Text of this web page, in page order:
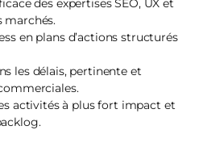
des expertises SEO, UX et
marchés.
en plans d’actions structurés
les délais, pertinente et
activités à plus fort impact et